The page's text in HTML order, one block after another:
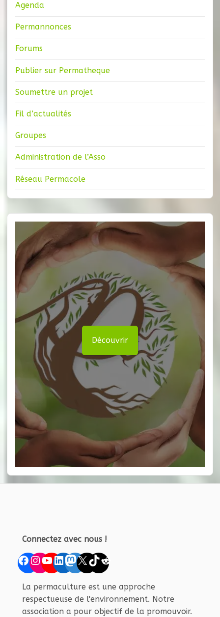
Agenda
Permannonces
Forums
Publier sur Permatheque
Soumettre un projet
Fil d’actualités
Groupes
Administration de l’Asso
Réseau Permacole
Découvrir
Connectez avec nous !
Facebook
Instagram
YouTube
LinkedIn
Mastodon
X TikTok
La permaculture est une approche
respectueuse de l'environnement. Notre
association a pour objectif de la promouvoir.